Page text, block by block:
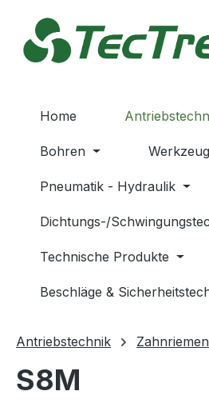
Hauptinhalt springen
Zur Suche springen
Zur Hauptnavigation springen
Home
Bohren Werkzeug
Pneumatik - Hydraulik
Dichtungs-/
Technische Produkte
Beschläge &
Antriebstechnik Zahnriemen
S8M